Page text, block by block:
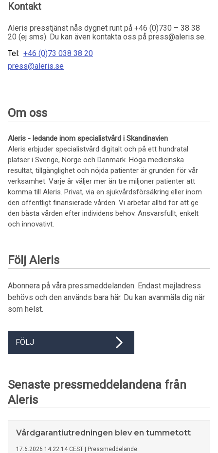
Kontakt
Aleris presstjänst nås dygnet runt på +46 (0)730 – 38 38
20 (ej sms). Du kan även kontakta oss på press@aleris.se.
Tel: +46 (0)73 038 38 20
press@aleris.se
Om oss
Aleris - ledande inom specialistvård i Skandinavien
Aleris erbjuder specialistvård digitalt och på ett hundratal
platser i Sverige, Norge och Danmark. Höga medicinska
resultat, tillgänglighet och nöjda patienter är grunden för vår
verksamhet. Varje år väljer mer än tre miljoner patienter att
komma till Aleris. Privat, via en sjukvårdsförsäkring eller inom
den offentligt finansierade vården. Vi arbetar alltid för att ge
den bästa vården efter individens behov. Ansvarsfullt, enkelt
och innovativt.
Följ Aleris
Abonnera på våra pressmeddelanden. Endast mejladress
behövs och den används bara här. Du kan avanmäla dig när
som helst.
FÖLJ
Senaste pressmeddelandena från
Aleris
Vårdgarantiutredningen blev en tummetott
17.6.2026 14:22:14 CEST Pressmeddelande